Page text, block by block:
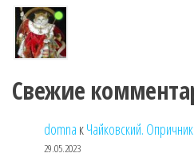
Свежие
domna кЧайковский.
29.05.2023